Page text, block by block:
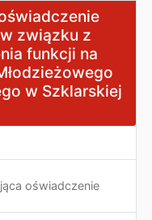
majątkowe
związku z
funkcji na
w Szklarskiej
oświadczenie